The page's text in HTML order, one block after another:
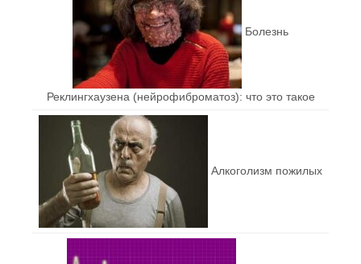
Болезнь
Реклингхаузена (нейрофиброматоз): что это такое
Алкоголизм пожилых